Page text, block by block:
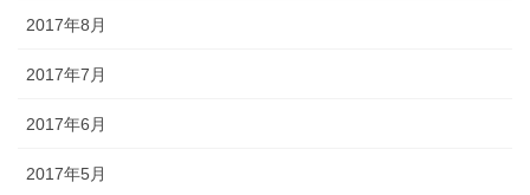
2017年8月
2017年7月
2017年6月
2017年5月